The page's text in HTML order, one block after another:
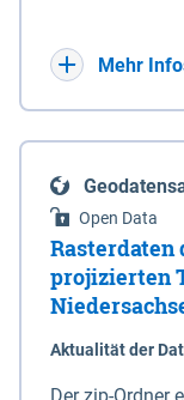
Eigenschaft
die
sowie Status
laufenden
Mehr
Open Data
Rasterdaten
projizierten
Aktualität der